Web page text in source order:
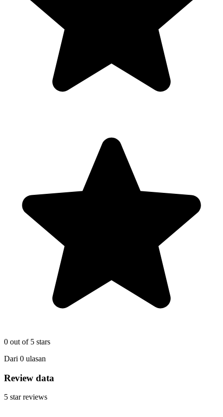
0 out of 5 stars
Dari 0 ulasan
Review data
5 star reviews